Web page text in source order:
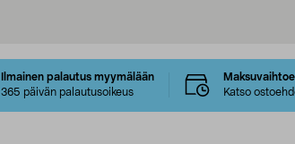
Ilmainen palautus myymälään
365 päivän palautusoikeus
Katso